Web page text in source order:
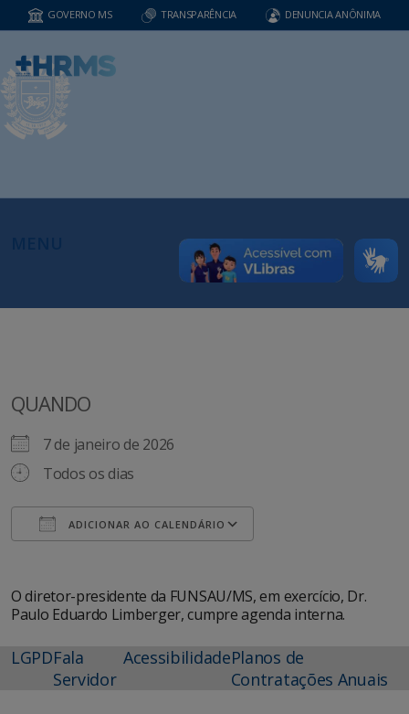
GOVERNO MS TRANSPARÊNCIA DENUNCIA ANÔNIMA
QUANDO
7 de janeiro de 2026
Todos os dias
ADICIONAR AO CALENDÁRIO
O diretor-presidente da FUNSAU/MS, em exercício, Dr.
Paulo Eduardo Limberger, cumpre agenda interna.
LGPDFala
Servidor
AcessibilidadePlanos de
Contratações Anuais